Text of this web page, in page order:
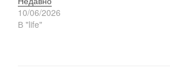
10/06/2026
В "life"